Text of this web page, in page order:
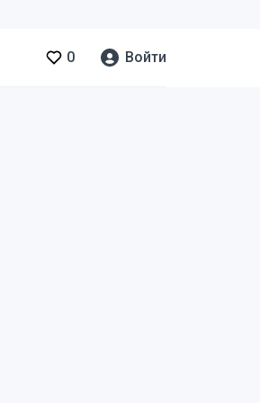
0 Войти